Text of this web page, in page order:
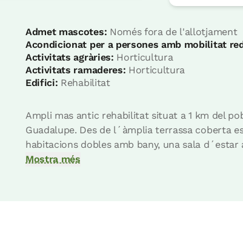
Admet mascotes: Només fora de l'allotjament
Acondicionat per a persones amb mobilitat
Activitats agràries: Horticultura
Activitats ramaderes: Horticultura
Edifici: Rehabilitat
Ampli mas antic rehabilitat situat a 1 km del
Guadalupe. Des de l´àmplia terrassa coberta
habitacions dobles amb bany, una sala
Mostra més